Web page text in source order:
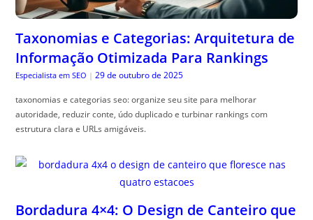
Taxonomias e Categorias: Arquitetura de
Informação Otimizada Para Rankings
Especialista em SEO | 29 de outubro de 2025
taxonomias e categorias seo: organize seu site para melhorar
autoridade, reduzir conte, údo duplicado e turbinar rankings com
estrutura clara e URLs amigáveis.
Bordadura 4×4: O Design de Canteiro que